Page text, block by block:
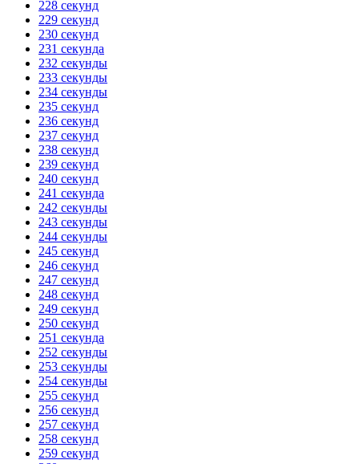
228 секунд
229 секунд
230 секунд
231 секунда
232 секунды
233 секунды
234 секунды
235 секунд
236 секунд
237 секунд
238 секунд
239 секунд
240 секунд
241 секунда
242 секунды
243 секунды
244 секунды
245 секунд
246 секунд
247 секунд
248 секунд
249 секунд
250 секунд
251 секунда
252 секунды
253 секунды
254 секунды
255 секунд
256 секунд
257 секунд
258 секунд
259 секунд